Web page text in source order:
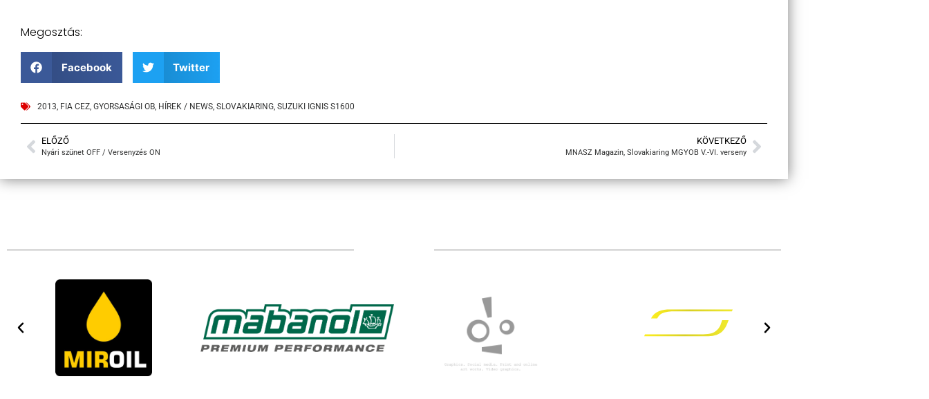
Megosztás:
Facebook Twitter
2013, FIA CEZ, GYORSASÁGI OB, HÍREK / NEWS, SLOVAKIARING, SUZUKI IGNIS S1600
ELŐZŐ
Nyári szünet OFF / Versenyzés ON
KÖVETKEZŐ
MNASZ Magazin, Slovakiaring MGYOB V.-VI. verseny